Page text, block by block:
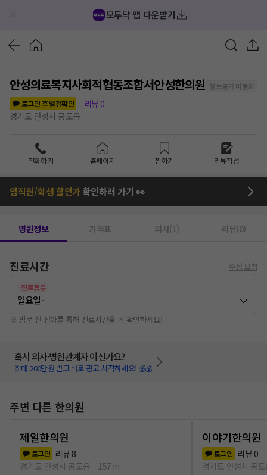
모두닥 앱 다운받기
안성의료복지사회적협동조합서안성한의원 정보공개 미동의
로그인 후 별점확인
리뷰 0
경기도 안성시 공도읍
전화하기 홈페이지 찜하기 리뷰작성
임직원/학생 할인가확인하러 가기 👀
병원정보 가격표 의사(1) 리뷰(0)
진료시간 수정 요청
진료휴무
일요일-
※ 방문 전 전화를 통해 진료시간을 꼭 확인하세요!
혹시 의사·병원관계자 이신가요?
최대 200만원 받고 바로 광고 시작하세요! 💰💰
주변 다른 한의원
제일한의원
로그인 리뷰 8
경기도 안성시 공도읍
157m
이야기한의원
로그인 리뷰 0
경기도 안성시 공